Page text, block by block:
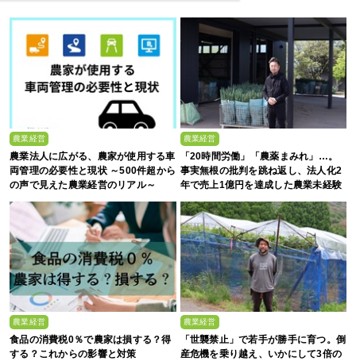
農業経営
農業法人に広がる、農家が使用する車
両管理の必要性と現状 ～500件超から
の声で見えた農業経営のリアル～
農業経営
「20時間労働」「農薬まみれ」…。
事実無根の批判を跳ね返し、法人化2
年で売上1億円を達成した農業未経験
農業経営
食品の消費税0％で農家は損する？得
する？これからの影響と対策
農業経営
「世襲禁止」で若手が勝手に育つ。倒
産危機を乗り越え、いかにして3倍の